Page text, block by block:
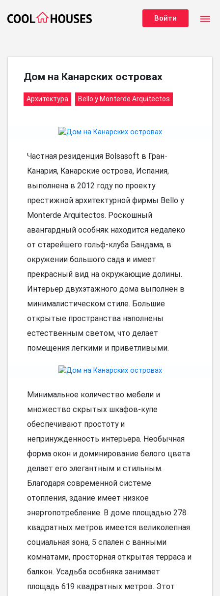
Войти dehaze
Дом на Канарских островах
Архитектура Bello y Monterde Arquitectos
Частная резиденция Bolsasoft в Гран-
Канария, Канарские острова, Испания,
выполнена в 2012 году по проекту
престижной архитектурной фирмы Bello y
Monterde Arquitectos. Роскошный
авангардный особняк находится недалеко
от старейшего гольф-клуба Бандама, в
окружении большого сада и имеет
прекрасный вид на окружающие долины.
Интерьер двухэтажного дома выполнен в
минималистическом стиле. Большие
открытые пространства наполнены
естественным светом, что делает
помещения легкими и приветливыми.
Минимальное количество мебели и
множество скрытых шкафов-купе
обеспечивают простоту и
непринужденность интерьера. Необычная
форма окон и доминирование белого цвета
делает его элегантным и стильным.
Благодаря современной системе
отопления, здание имеет низкое
энергопотребление. В доме площадью 278
квадратных метров имеется великолепная
социальная зона, 5 спален с ванными
комнатами, просторная открытая терраса и
балкон. Усадьба особняка занимает
площадь 619 квадратных метров. Этот